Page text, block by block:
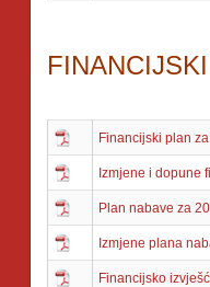
Financijski plan
Izmjene i dopune
Plan nabave za
Izmjene plana
Financijsko